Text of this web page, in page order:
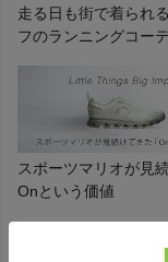
サックス SAXX
オン On
スポーツマリオTOP
走る日も街で着られ
フのランニングコー
スポーツマリオが見
Onという価値